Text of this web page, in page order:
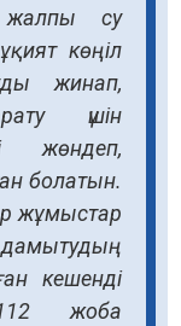
жалпы су
көңіл
жинап,
үшін
жөндеп,
болатын.
жұмыстар
кешенді
жоба